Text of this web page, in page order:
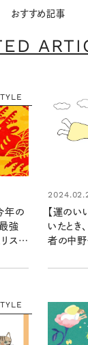
おすすめ記事
年の
強
スト
【運のい
いたとき
者の中野